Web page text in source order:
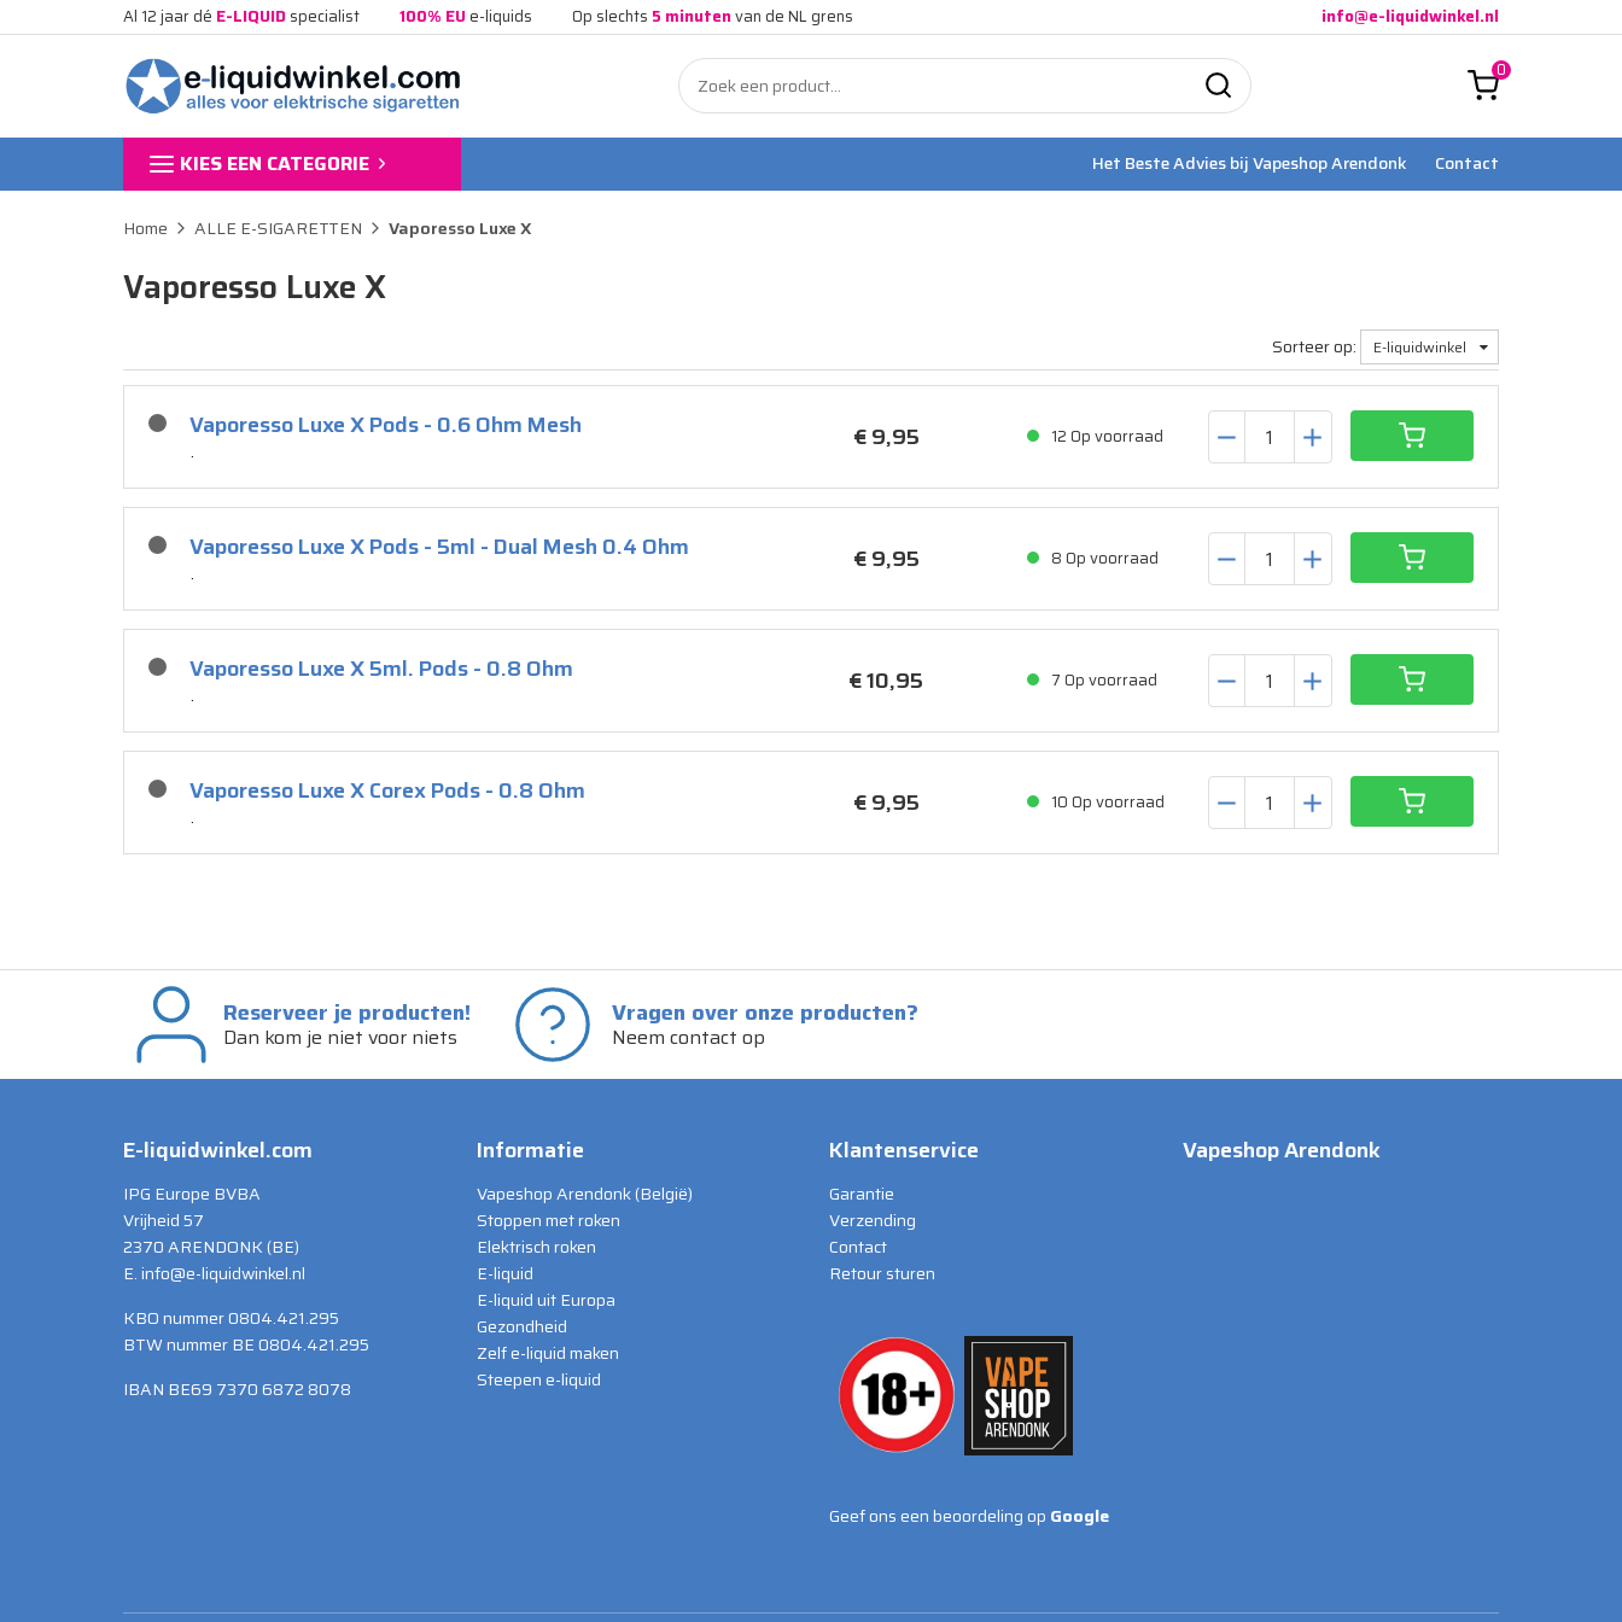
Al 12 jaar dé E-LIQUIDspecialist 100% EUe-liquids Op slechts 5 minutenvan de NL grens info@e-liquidwinkel.nl
0
KIES EEN CATEGORIE Het Beste Advies bij Vapeshop Arendonk Contact
Home ALLE E-SIGARETTEN Vaporesso Luxe X
Vaporesso Luxe X
Sorteer op: E-liquidwinkel
Vaporesso Luxe X Pods - 0.6 Ohm Mesh
. € 9,95 12 Op voorraad
Vaporesso Luxe X Pods - 5ml - Dual Mesh 0.4 Ohm
. € 9,95 8 Op voorraad
Vaporesso Luxe X 5ml. Pods - 0.8 Ohm
. € 10,95 7 Op voorraad
Vaporesso Luxe X Corex Pods - 0.8 Ohm
. € 9,95 10 Op voorraad
Reserveer je producten!
Dan kom je niet voor niets
Vragen over onze producten?
Neem contact op
E-liquidwinkel.com
IPG Europe BVBA
Vrijheid 57
2370 ARENDONK (BE)
E. info@e-liquidwinkel.nl
KBO nummer 0804.421.295
BTW nummer BE 0804.421.295
IBAN BE69 7370 6872 8078
Informatie
Vapeshop Arendonk (België)
Stoppen met roken
Elektrisch roken
E-liquid
E-liquid uit Europa
Gezondheid
Zelf e-liquid maken
Steepen e-liquid
Klantenservice
Garantie
Verzending
Contact
Retour sturen
Geef ons een beoordeling op Google
Vapeshop Arendonk